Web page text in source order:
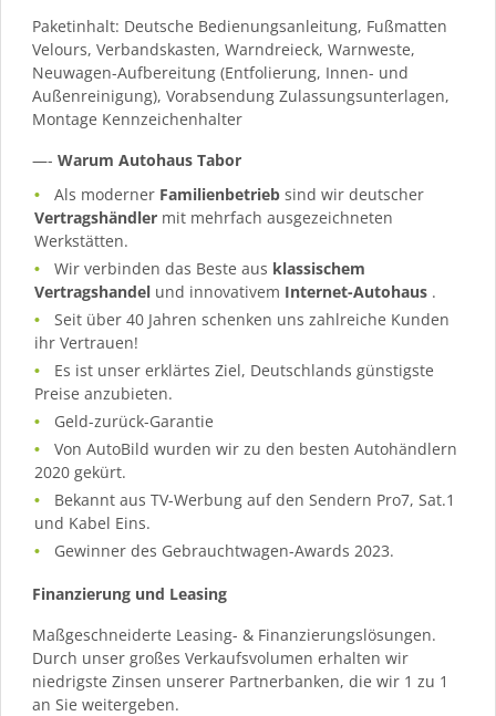
Paketinhalt: Deutsche Bedienungsanleitung, Fußmatten
Velours, Verbandskasten, Warndreieck, Warnweste,
Neuwagen-Aufbereitung (Entfolierung, Innen- und
Außenreinigung), Vorabsendung Zulassungsunterlagen,
Montage Kennzeichenhalter
—- Warum Autohaus Tabor
Als moderner Familienbetrieb sind wir deutscher
Vertragshändler mit mehrfach ausgezeichneten
Werkstätten.
Wir verbinden das Beste aus klassischem
Vertragshandel und innovativem Internet-Autohaus .
Seit über 40 Jahren schenken uns zahlreiche Kunden
ihr Vertrauen!
Es ist unser erklärtes Ziel, Deutschlands günstigste
Preise anzubieten.
Geld-zurück-Garantie
Von AutoBild wurden wir zu den besten Autohändlern
2020 gekürt.
Bekannt aus TV-Werbung auf den Sendern Pro7, Sat.1
und Kabel Eins.
Gewinner des Gebrauchtwagen-Awards 2023.
Finanzierung und Leasing
Maßgeschneiderte Leasing- & Finanzierungslösungen.
Durch unser großes Verkaufsvolumen erhalten wir
niedrigste Zinsen unserer Partnerbanken, die wir 1 zu 1
an Sie weitergeben.